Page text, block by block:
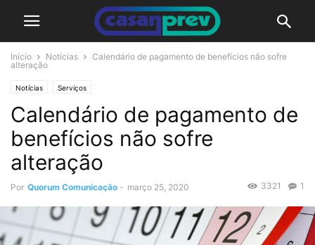
Início Notícias
Calendário de pagamento de benefícios não sofre
alteração
Notícias Serviços
Calendário de pagamento de
benefícios não sofre
alteração
Por Quorum Comunicação - março 25, 2020 1
3321